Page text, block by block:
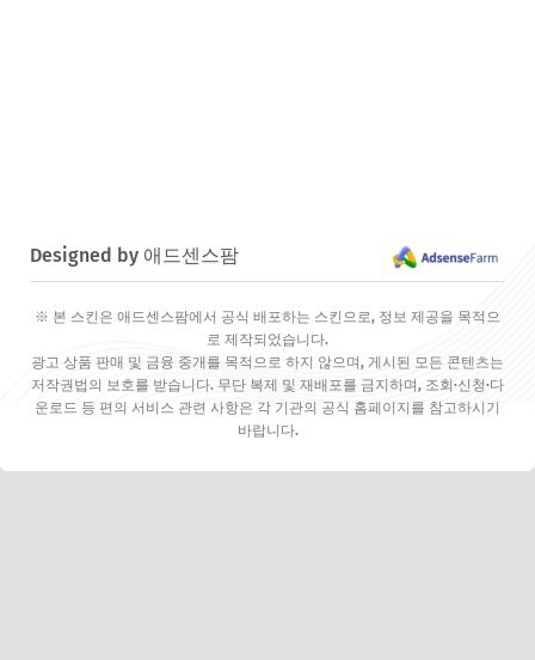
Designed by 애드센스팜
※ 본 스킨은 애드센스팜에서 공식 배포하는 스킨으로, 정보 제공을 목적으
로 제작되었습니다.
광고 상품 판매 및 금융 중개를 목적으로 하지 않으며, 게시된 모든 콘텐츠는
저작권법의 보호를 받습니다. 무단 복제 및 재배포를 금지하며, 조회·신청·다
운로드 등 편의 서비스 관련 사항은 각 기관의 공식 홈페이지를 참고하시기
바랍니다.